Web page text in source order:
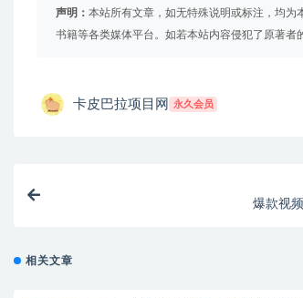
声明： 本站所有文章，如无特殊说明或标注，均
书籍等各类媒体平台。如若本站内容侵犯了原著者
卡皮巴拉项目网 永久会员
爆款视
相关文章